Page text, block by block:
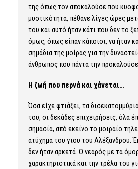
της όπως τον αποκαλούσε που
μυστικότητα, πέθανε λίγες ώρες
του και αυτό ήταν κάτι που δεν το
όμως, όπως είπαν κάποιοι, να ήταν
σημάδια της μοίρας για την
άνθρωπος που πάντα την προκαλούσε.
Η ζωή που περνά και χάνεται…
Όσα είχε φτιάξει, τα
του, οι δεκάδες επιχειρήσεις, όλα
σημασία, από εκείνο το μοιραίο
ατύχημα του γιου του Αλέξανδρου.
δεν ήταν αρκετά. Ο νεαρός με τα
χαρακτηριστικά και την τρέλα του